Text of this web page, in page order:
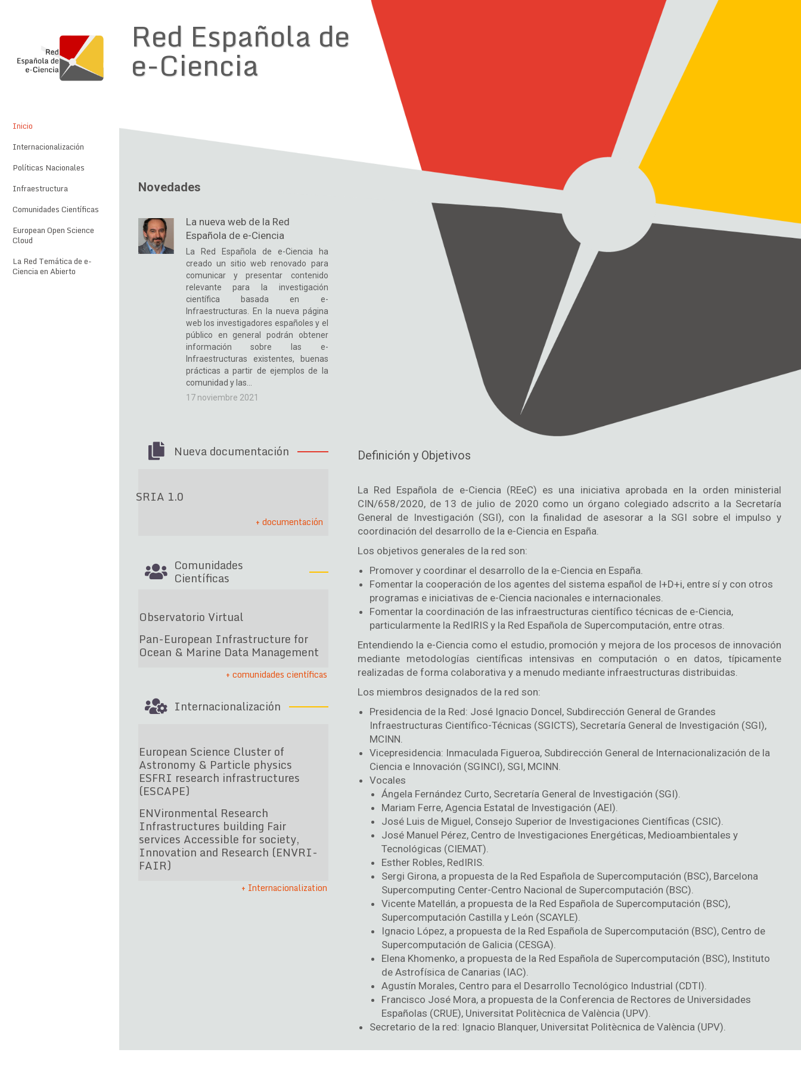
Inicio
Internacionalización
Políticas Nacionales
Infraestructura
Comunidades Científicas
European Open Science
Cloud
La Red Temática de e-
Ciencia en Abierto
Red Española de
e-Ciencia
Novedades
La nueva web de la Red
Española de e-Ciencia
La Red Española de e-Ciencia ha
creado un sitio web renovado para
comunicar y presentar contenido
relevante para la investigación
científica basada en e-
Infraestructuras. En la nueva página
web los investigadores españoles y el
público en general podrán obtener
información sobre las e-
Infraestructuras existentes, buenas
prácticas a partir de ejemplos de la
comunidad y las…
17 noviembre 2021
Nueva documentación
SRIA 1.0
+ documentación
Comunidades
Científicas
Observatorio Virtual
Pan-European Infrastructure for
Ocean & Marine Data Management
+ comunidades científicas
Internacionalización
European Science Cluster of
Astronomy & Particle physics
ESFRI research infrastructures
(ESCAPE)
ENVironmental Research
Infrastructures building Fair
services Accessible for society,
Innovation and Research (ENVRI-
FAIR)
+ Internacionalization
Definición y Objetivos
La Red Española de e-Ciencia (REeC) es una iniciativa aprobada en la orden ministerial
CIN/658/2020, de 13 de julio de 2020 como un órgano colegiado adscrito a la Secretaría
General de Investigación (SGI), con la finalidad de asesorar a la SGI sobre el impulso y
coordinación del desarrollo de la e-Ciencia en España.
Los objetivos generales de la red son:
Promover y coordinar el desarrollo de la e-Ciencia en España.
Fomentar la cooperación de los agentes del sistema español de I+D+i, entre sí y con otros
programas e iniciativas de e-Ciencia nacionales e internacionales.
Fomentar la coordinación de las infraestructuras científico técnicas de e-Ciencia,
particularmente la RedIRIS y la Red Española de Supercomputación, entre otras.
Entendiendo la e-Ciencia como el estudio, promoción y mejora de los procesos de innovación
mediante metodologías científicas intensivas en computación o en datos, típicamente
realizadas de forma colaborativa y a menudo mediante infraestructuras distribuidas.
Los miembros designados de la red son:
Presidencia de la Red: José Ignacio Doncel, Subdirección General de Grandes
Infraestructuras Científico-Técnicas (SGICTS), Secretaría General de Investigación (SGI),
MCINN.
Vicepresidencia: Inmaculada Figueroa, Subdirección General de Internacionalización de la
Ciencia e Innovación (SGINCI), SGI, MCINN.
Vocales
Ángela Fernández Curto, Secretaría General de Investigación (SGI).
Mariam Ferre, Agencia Estatal de Investigación (AEI).
José Luis de Miguel, Consejo Superior de Investigaciones Científicas (CSIC).
José Manuel Pérez, Centro de Investigaciones Energéticas, Medioambientales y
Tecnológicas (CIEMAT).
Esther Robles, RedIRIS.
Sergi Girona, a propuesta de la Red Española de Supercomputación (BSC), Barcelona
Supercomputing Center-Centro Nacional de Supercomputación (BSC).
Vicente Matellán, a propuesta de la Red Española de Supercomputación (BSC),
Supercomputación Castilla y León (SCAYLE).
Ignacio López, a propuesta de la Red Española de Supercomputación (BSC), Centro de
Supercomputación de Galicia (CESGA).
Elena Khomenko, a propuesta de la Red Española de Supercomputación (BSC), Instituto
de Astrofísica de Canarias (IAC).
Agustín Morales, Centro para el Desarrollo Tecnológico Industrial (CDTI).
Francisco José Mora, a propuesta de la Conferencia de Rectores de Universidades
Españolas (CRUE), Universitat Politècnica de València (UPV).
Secretario de la red: Ignacio Blanquer, Universitat Politècnica de València (UPV).